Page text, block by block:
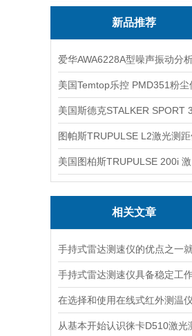
新品推荐
图帕斯TRUPULSE L2激光测距
相关文章